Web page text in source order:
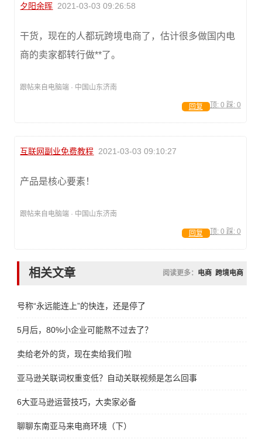
夕阳余晖 2021-03-03 09:26:58
干货，现在的人都玩跨境电商了，估计很多做国内电
商的卖家都转行做**了。
跟帖来自电脑端 · 中国山东济南
顶: 0 踩: 0
回复
互联网副业免费教程 2021-03-03 09:10:27
产品是核心要素！
跟帖来自电脑端 · 中国山东济南
顶: 0 踩: 0
回复
相关文章 阅读更多： 电商 跨境电商
号称“永远能连上”的快连，还是停了
5月后，80%小企业可能熬不过去了？
卖给老外的货，现在卖给我们啦
亚马逊关联词权重变低？自动关联视频是怎么回事
6大亚马逊运营技巧，大卖家必备
聊聊东南亚马来电商环境（下）